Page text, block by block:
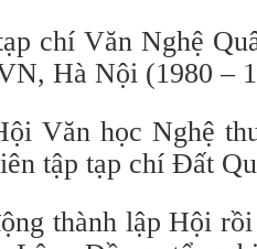
chí Văn Nghệ
Hà Nội (1980 –
Văn học Nghệ
tập tạp chí Đất
thành lập Hội